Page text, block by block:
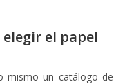
el papel
mismo un catálogo de